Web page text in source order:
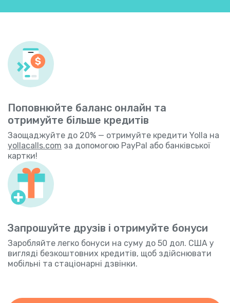
Поповнюйте баланс онлайн та
отримуйте більше кредитів
Заощаджуйте до 20% — отримуйте кредити Yolla на
yollacalls.com за допомогою PayPal або банківської
картки!
Запрошуйте друзів і отримуйте бонуси
Заробляйте легко бонуси на суму до 50 дол. США у
вигляді безкоштовних кредитів, щоб здійснювати
мобільні та стаціонарні дзвінки.